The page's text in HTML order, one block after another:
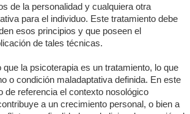
de la personalidad y cualquiera otra
para el individuo. Este tratamiento debe
esos principios y que poseen el
de tales técnicas.
la psicoterapia es un tratamiento, lo que
o condición maladaptativa definida. En este
de referencia el contexto nosológico
a un crecimiento personal, o bien a